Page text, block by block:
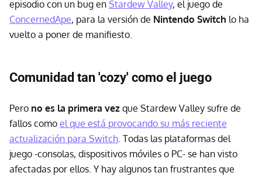
episodio con un bug en Stardew Valley, el juego de
ConcernedApe, para la versión de Nintendo Switch lo ha
vuelto a poner de manifiesto.
Comunidad tan 'cozy' como el juego
Pero no es la primera vez que Stardew Valley sufre de
fallos como el que está provocando su más reciente
actualización para Switch. Todas las plataformas del
juego -consolas, dispositivos móviles o PC- se han visto
afectadas por ellos. Y hay algunos tan frustrantes que